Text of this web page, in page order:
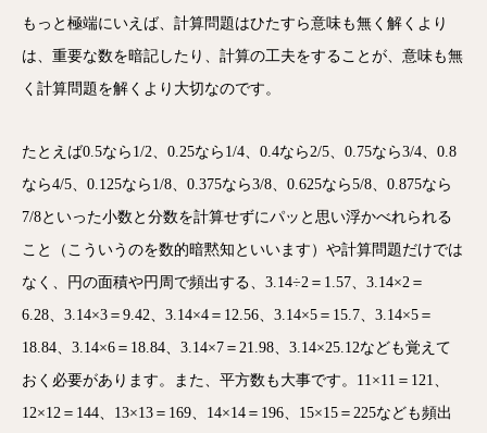
もっと極端にいえば、計算問題はひたすら意味も無く解くより
は、重要な数を暗記したり、計算の工夫をすることが、意味も無
く計算問題を解くより大切なのです。
たとえば0.5なら1/2、0.25なら1/4、0.4なら2/5、0.75なら3/4、0.8
なら4/5、0.125なら1/8、0.375なら3/8、0.625なら5/8、0.875なら
7/8といった小数と分数を計算せずにパッと思い浮かべれられる
こと（こういうのを数的暗黙知といいます）や計算問題だけでは
なく、円の面積や円周で頻出する、3.14÷2＝1.57、3.14×2＝
6.28、3.14×3＝9.42、3.14×4＝12.56、3.14×5＝15.7、3.14×5＝
18.84、3.14×6＝18.84、3.14×7＝21.98、3.14×25.12なども覚えて
おく必要があります。また、平方数も大事です。11×11＝121、
12×12＝144、13×13＝169、14×14＝196、15×15＝225なども頻出